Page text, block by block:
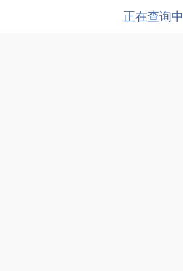
正在查询中